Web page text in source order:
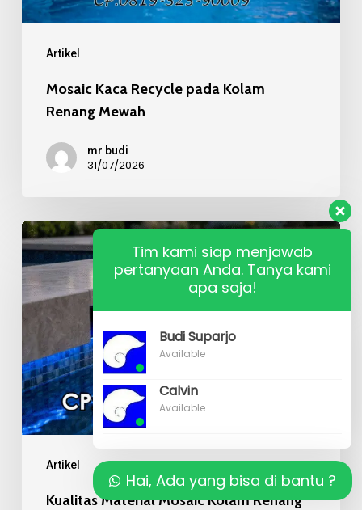
Artikel
Renang
Mosaic Kaca Recycle pada Kolam
Renang Mewah
mr budi
31/07/2026
Artikel
Kualitas
Material
Mosaic
Kolam
Renang
Kualitas Material Mosaic Kolam Renang
Tim kami siap menjawab
pertanyaan Anda. Tanya kami
apa saja!
Budi Suparjo
Available
Calvin
Available
Hai, Ada yang bisa di bantu ?